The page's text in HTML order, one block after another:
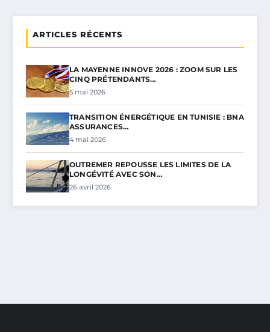
ARTICLES RÉCENTS
LA MAYENNE INNOVE 2026 : ZOOM SUR LES
CINQ PRÉTENDANTS…
5 mai 2026
TRANSITION ÉNERGÉTIQUE EN TUNISIE : BNA
ASSURANCES…
4 mai 2026
OUTREMER REPOUSSE LES LIMITES DE LA
LONGÉVITÉ AVEC SON…
26 avril 2026